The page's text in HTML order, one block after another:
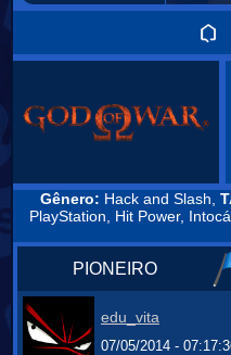
Gênero: Hack and Slash,
PlayStation, Hit Power,
PIONEIRO
edu_vita
07/05/2014 -